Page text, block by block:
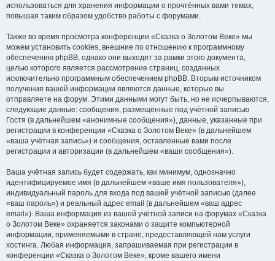
использоваться для хранения информации о прочтённых вами темах,
повышая таким образом удобство работы с форумами.
Также во время просмотра конференции «Сказка о Золотом Веке» мы
можем установить cookies, внешние по отношению к программному
обеспечению phpBB, однако они выходят за рамки этого документа,
целью которого является рассмотрение страниц, созданных
исключительно программным обеспечением phpBB. Вторым источником
получения вашей информации являются данные, которые вы
отправляете на форум. Этими данными могут быть, но не исчерпываются,
следующие данные: сообщения, размещённые под учётной записью
Гостя (в дальнейшем «анонимные сообщения»), данные, указанные при
регистрации в конференции «Сказка о Золотом Веке» (в дальнейшем
«ваша учётная запись») и сообщения, оставленные вами после
регистрации и авторизации (в дальнейшем «ваши сообщения»).
Ваша учётная запись будет содержать, как минимум, однозначно
идентифицируемое имя (в дальнейшем «ваше имя пользователя»),
индивидуальный пароль для входа под вашей учётной записью (далее
«ваш пароль») и реальный адрес email (в дальнейшем «ваш адрес
email»). Ваша информация из вашей учётной записи на форумах «Сказка
о Золотом Веке» охраняется законами о защите компьютерной
информации, применяемыми в стране, предоставляющей нам услуги
хостинга. Любая информация, запрашиваемая при регистрации в
конференции «Сказка о Золотом Веке», кроме вашего имени